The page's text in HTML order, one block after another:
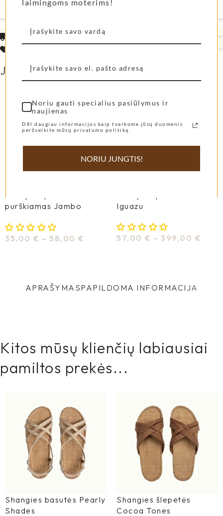
Pristatymo informacija
Jums taip pat gali patikti...
Namų kvapas
purškiamas Jambo
35,00 € – 58,00 €
Iguazu
57,00 € – 399,00 €
APRAŠYMASPAPILDOMA INFORMACIJA
Kitos mūsų klienčių labiausiai
pamiltos prekės...
Shangies basutės Pearly
Shades
Shangies šlepetės
Cocoa Tones
laimingoms moterims!
Noriu gauti specialius pasiūlymus ir
naujienas
Dėl daugiau informacijos kaip tvarkome jūsų duomenis
peržvelkite mūsų privatumo politiką.
NORIU JUNGTIS!